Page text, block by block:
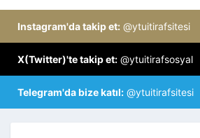
Instagram'da takip et: @ytuitirafsitesi
X(Twitter)'te takip et: @ytuitirafsosyal
Telegram'da bize katıl: @ytuitirafsitesi